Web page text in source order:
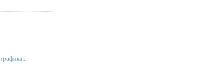
графика...